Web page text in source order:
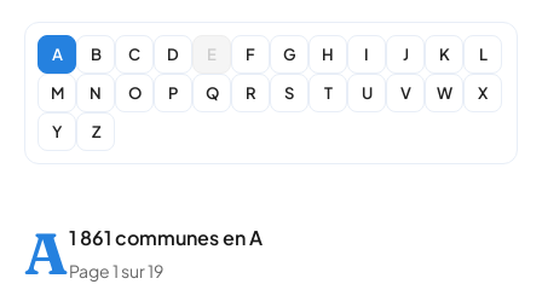
A B C D E F G H I J K
L
M
N O P Q R S T U V W
X
Y
Z
A1 861 communes en A
Page 1 sur 19